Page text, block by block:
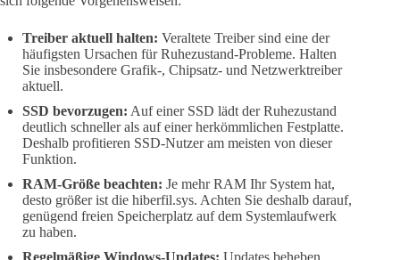
Treiber aktuell halten: Veraltete Treiber sind eine der
häufigsten Ursachen für Ruhezustand-Probleme. Halten
Sie insbesondere Grafik-, Chipsatz- und Netzwerktreiber
aktuell.
SSD bevorzugen: Auf einer SSD lädt der Ruhezustand
deutlich schneller als auf einer herkömmlichen Festplatte.
Deshalb profitieren SSD-Nutzer am meisten von dieser
Funktion.
RAM-Größe beachten: Je mehr RAM Ihr System hat,
desto größer ist die hiberfil.sys. Achten Sie deshalb darauf,
genügend freien Speicherplatz auf dem Systemlaufwerk
zu haben.
Regelmäßige Windows-Updates: Updates beheben